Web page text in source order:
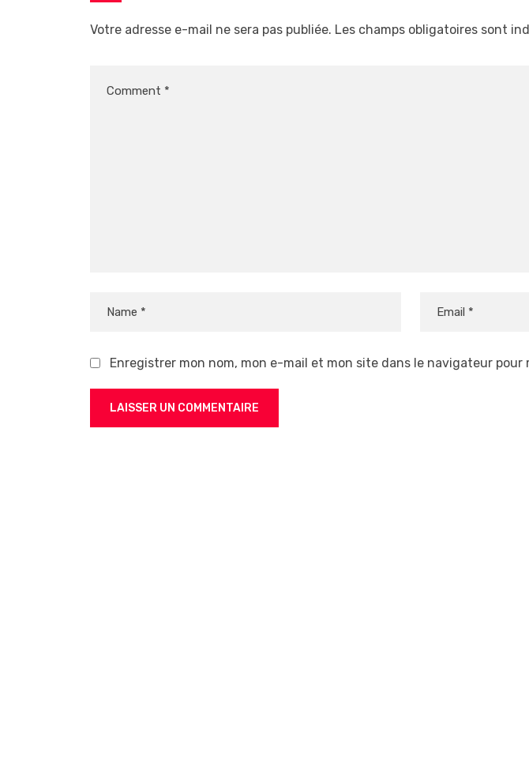
Votre adresse e-mail ne sera pas publiée. Les champs obligatoires sont
Enregistrer mon nom, mon e-mail et mon site dans le navigateur pour